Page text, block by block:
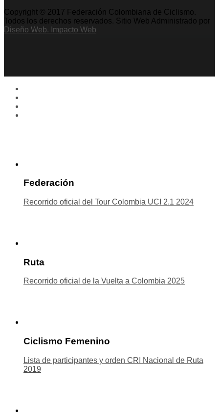
Copyright © 2017 Federación Colombiana de Ciclismo.
Todos los derechos reservados. Sitio Web Administrado por
Diseño Web. Impacto Web
Federación
Recorrido oficial del Tour Colombia UCI 2.1 2024
Ruta
Recorrido oficial de la Vuelta a Colombia 2025
Ciclismo Femenino
Lista de participantes y orden CRI Nacional de Ruta
2019